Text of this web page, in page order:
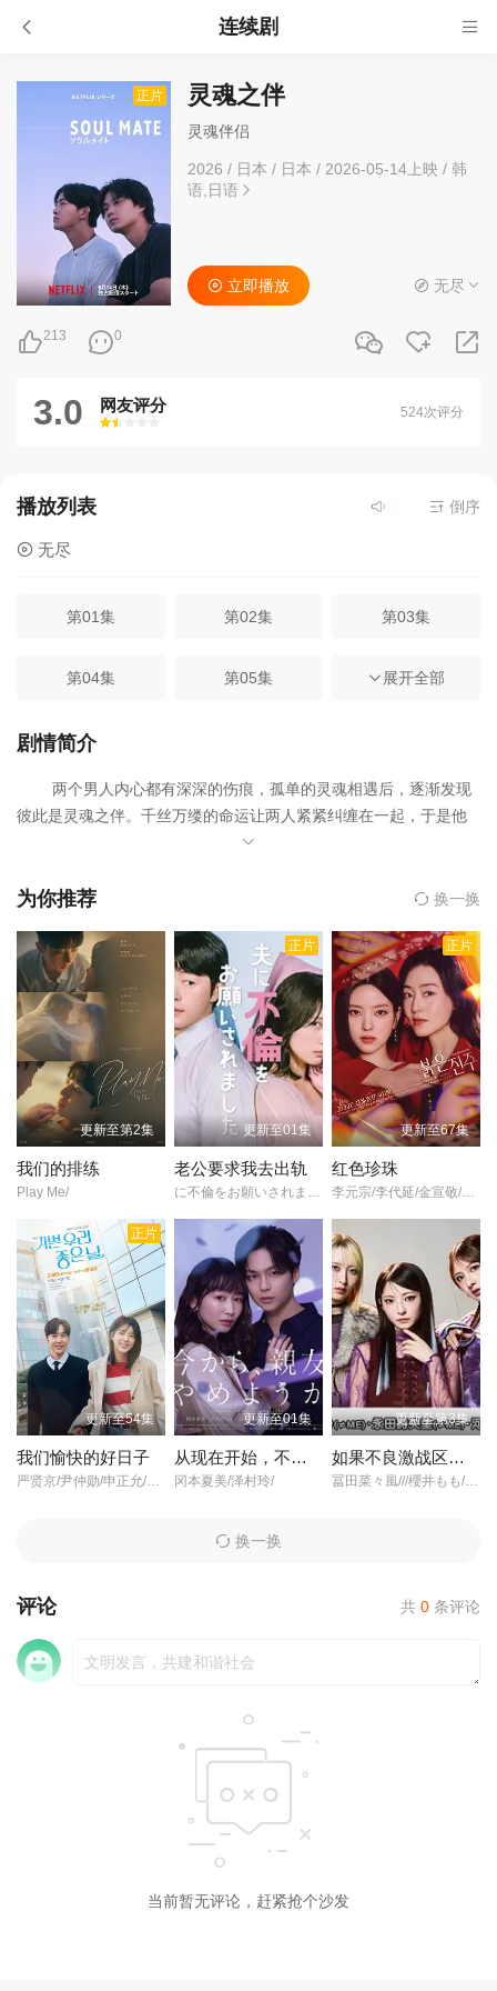
连续剧
正片 灵魂之伴
灵魂伴侣
2026 / 日本 / 日本/ 2026-05-14上映 / 韩
语,日语
213 0
立即播放 无尽
3.0 网友评分
很差
较差还行推荐力荐
524次评分
播放列表 当前资源来源无
倒序
无尽
第01集 第02集 第03集
第04集 第05集 第06集
第07集
展开全部
剧情简介
两个男人内心都有深深的伤痕，孤单的灵魂相遇后，逐渐发现
彼此是灵魂之伴。千丝万缕的命运让两人紧紧纠缠在一起，于是他
们决定共同生活，足迹踏过柏林、首尔、东京，经历了刻骨难忘的
为你推荐 换一换
更新至第2集
我们的排练
Play Me/
正片
更新至01集
老公要求我去出轨
に不倫をお願いされました/
正片
更新至67集
红色珍珠
李元宗/李代延/金宣敬/李甫姫/朴真熙/韩振熙/李应敬/金惠仙/이정용/채빈/
正片
更新至54集
我们愉快的好日子
更新至01集
从现在开始，不做朋友了吧。
冈本夏美/泽村玲/
更新至第3集
如果不良激战区的四天王转生成了偶像团体？
冨田菜々風///櫻井もも///鈴木瞳美///蟹沢萌子///谷崎早耶///本田珠由記///落合希来里///尾木波菜///永田詩央里///河口夏音///川中子奈月心///塚地武雅/
换一换
评论 共 0 条评论
当前暂无评论，赶紧抢个沙发